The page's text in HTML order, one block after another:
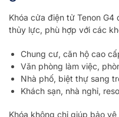
Khóa cửa điện tử Tenon
thủy lực, phù hợp với các
Chung cư, căn hộ cao
Văn phòng làm việc,
Nhà phố, biệt thự sang
Khách sạn, nhà nghỉ,
Khóa không chỉ giúp bảo